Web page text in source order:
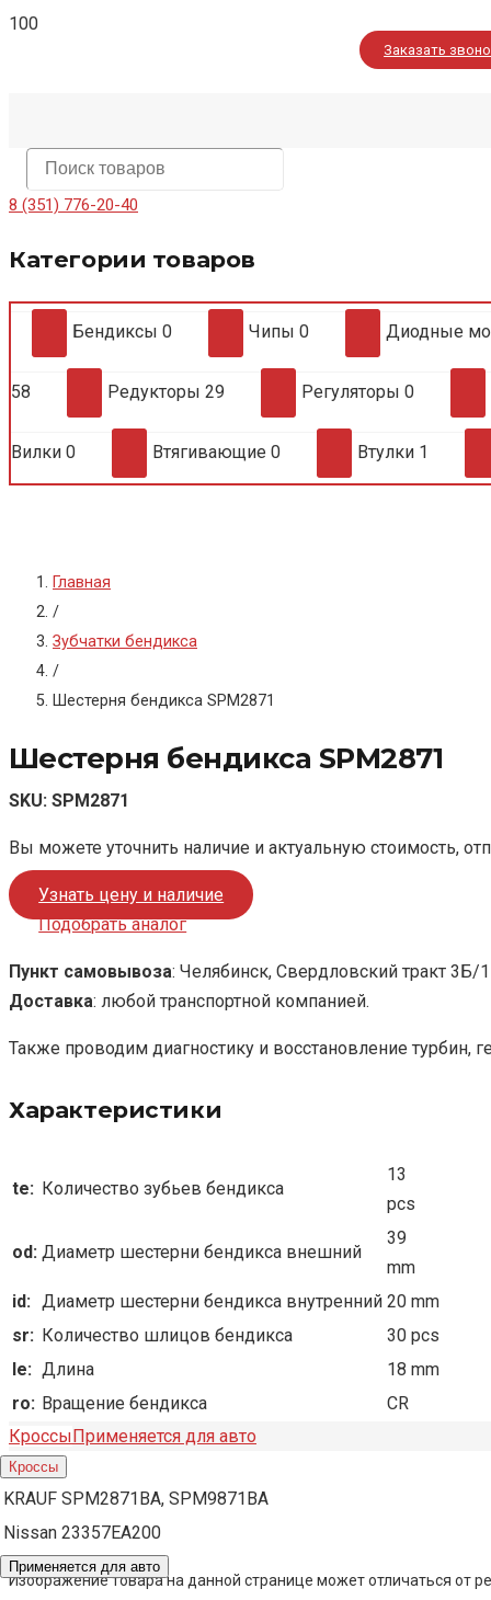
Заказать
8 (351) 776-20-40
Категории товаров
Бендиксы 0 Чипы 0 Диодные
58 Редукторы 29 Регуляторы 0
Вилки 0 Втягивающие 0 Втулки 1
Главная
/
Зубчатки бендикса
/
Шестерня бендикса SPM2871
Шестерня бендикса SPM2871
SKU: SPM2871
Вы можете уточнить наличие и актуальную стоимость,
Узнать цену и наличие
Подобрать аналог
Пункт самовывоза: Челябинск, Свердловский тракт 3Б/1
Доставка: любой транспортной компанией.
Также проводим диагностику и восстановление турбин,
Характеристики
te: Количество зубьев бендикса
13
pcs
od: Диаметр шестерни бендикса внешний
39
mm
id: Диаметр шестерни бендикса внутренний 20 mm
sr: Количество шлицов бендикса
30 pcs
le: Длина
18 mm
ro: Вращение бендикса
CR
КроссыПрименяется для авто
Кроссы
KRAUF SPM2871BA, SPM9871BA
Nissan 23357EA200
Применяется для авто
Изображение товара на данной странице может отличаться от